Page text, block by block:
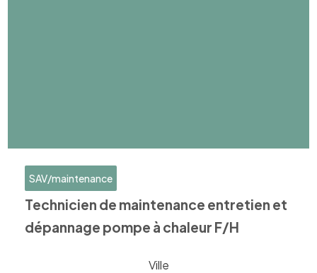
SAV/maintenance
Technicien de maintenance entretien et
dépannage pompe à chaleur F/H
Ville